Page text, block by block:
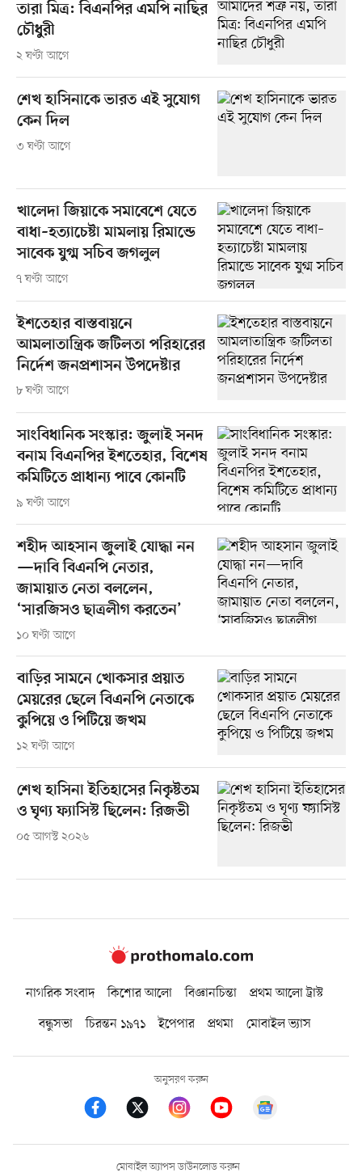
তারা মিত্র: বিএনপির এমপি নাছির
চৌধুরী
২ ঘণ্টা আগে
শেখ হাসিনাকে ভারত এই সুযোগ
কেন দিল
৩ ঘণ্টা আগে
খালেদা জিয়াকে সমাবেশে যেতে
বাধা–হত্যাচেষ্টা মামলায় রিমান্ডে
সাবেক যুগ্ম সচিব জগলুল
৭ ঘণ্টা আগে
ইশতেহার বাস্তবায়নে
আমলাতান্ত্রিক জটিলতা পরিহারের
নির্দেশ জনপ্রশাসন উপদেষ্টার
৮ ঘণ্টা আগে
সাংবিধানিক সংস্কার: জুলাই সনদ
বনাম বিএনপির ইশতেহার, বিশেষ
কমিটিতে প্রাধান্য পাবে কোনটি
৯ ঘণ্টা আগে
শহীদ আহসান জুলাই যোদ্ধা নন
—দাবি বিএনপি নেতার,
জামায়াত নেতা বললেন,
‘সারজিসও ছাত্রলীগ করতেন’
১০ ঘণ্টা আগে
বাড়ির সামনে খোকসার প্রয়াত
মেয়রের ছেলে বিএনপি নেতাকে
কুপিয়ে ও পিটিয়ে জখম
১২ ঘণ্টা আগে
শেখ হাসিনা ইতিহাসের নিকৃষ্টতম
ও ঘৃণ্য ফ্যাসিস্ট ছিলেন: রিজভী
০৫ আগস্ট ২০২৬
নাগরিক সংবাদ কিশোর আলো বিজ্ঞানচিন্তা
প্রথম আলো ট্রাস্ট
বন্ধুসভা
চিরন্তন ১৯৭১ ইপেপার প্রথমা মোবাইল ভ্যাস
অনুসরণ করুন
মোবাইল অ্যাপস ডাউনলোড করুন